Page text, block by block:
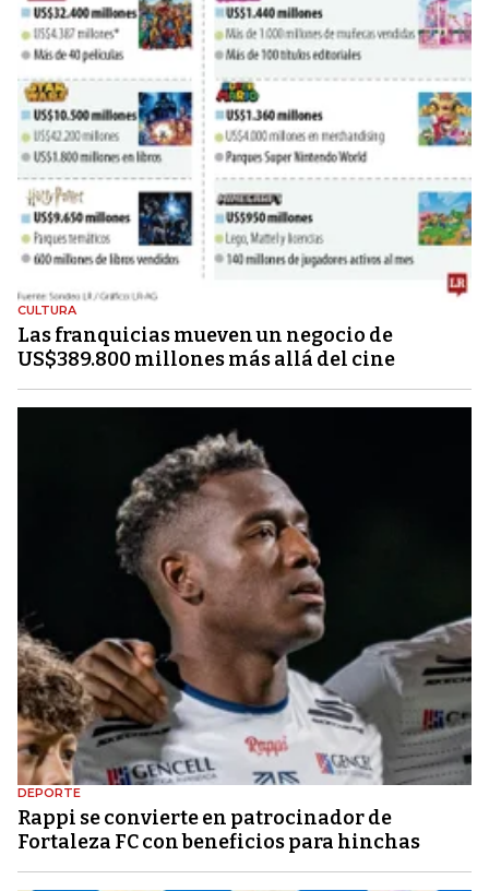
CULTURA
Las franquicias mueven un negocio de
US$389.800 millones más allá del cine
DEPORTE
Rappi se convierte en patrocinador de
Fortaleza FC con beneficios para hinchas